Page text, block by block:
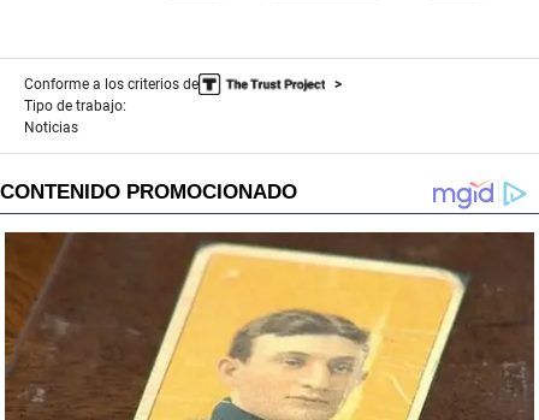
Conforme a los criterios de
Tipo de trabajo:
Noticias